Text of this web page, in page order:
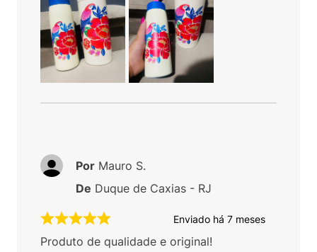
Enviado há 7 meses
Produto de qualidade e original!
Por Mauro S.
De Duque de Caxias - RJ